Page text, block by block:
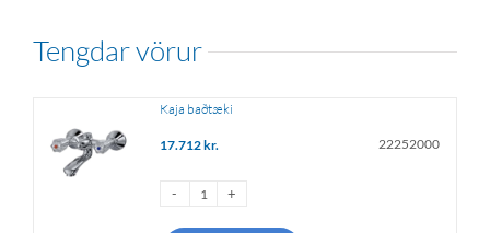
tengdar vörur
Kaja baðtæki
17.712kr. 22252000